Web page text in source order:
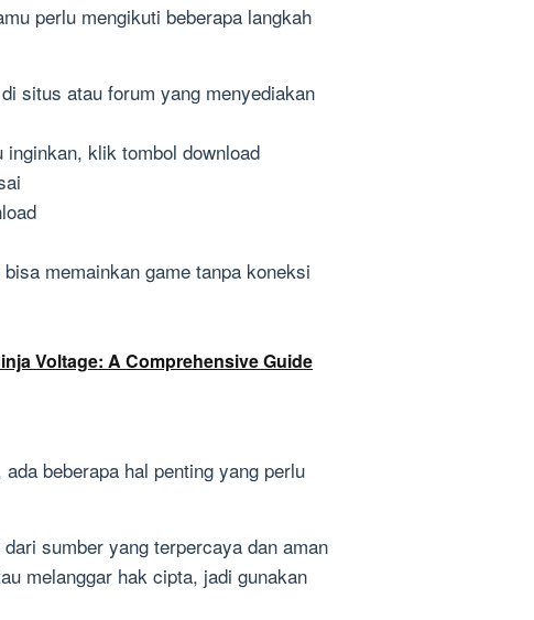
perlu mengikuti beberapa langkah
situs atau forum yang menyediakan
klik tombol download
memainkan game tanpa koneksi
Voltage: A Comprehensive Guide
beberapa hal penting yang perlu
sumber yang terpercaya dan aman
melanggar hak cipta, jadi gunakan